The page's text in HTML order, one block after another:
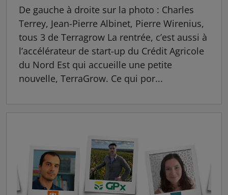
De gauche à droite sur la photo : Charles
Terrey, Jean-Pierre Albinet, Pierre Wirenius,
tous 3 de Terragrow La rentrée, c’est aussi à
l’accélérateur de start-up du Crédit Agricole
du Nord Est qui accueille une petite
nouvelle, TerraGrow. Ce qui por...